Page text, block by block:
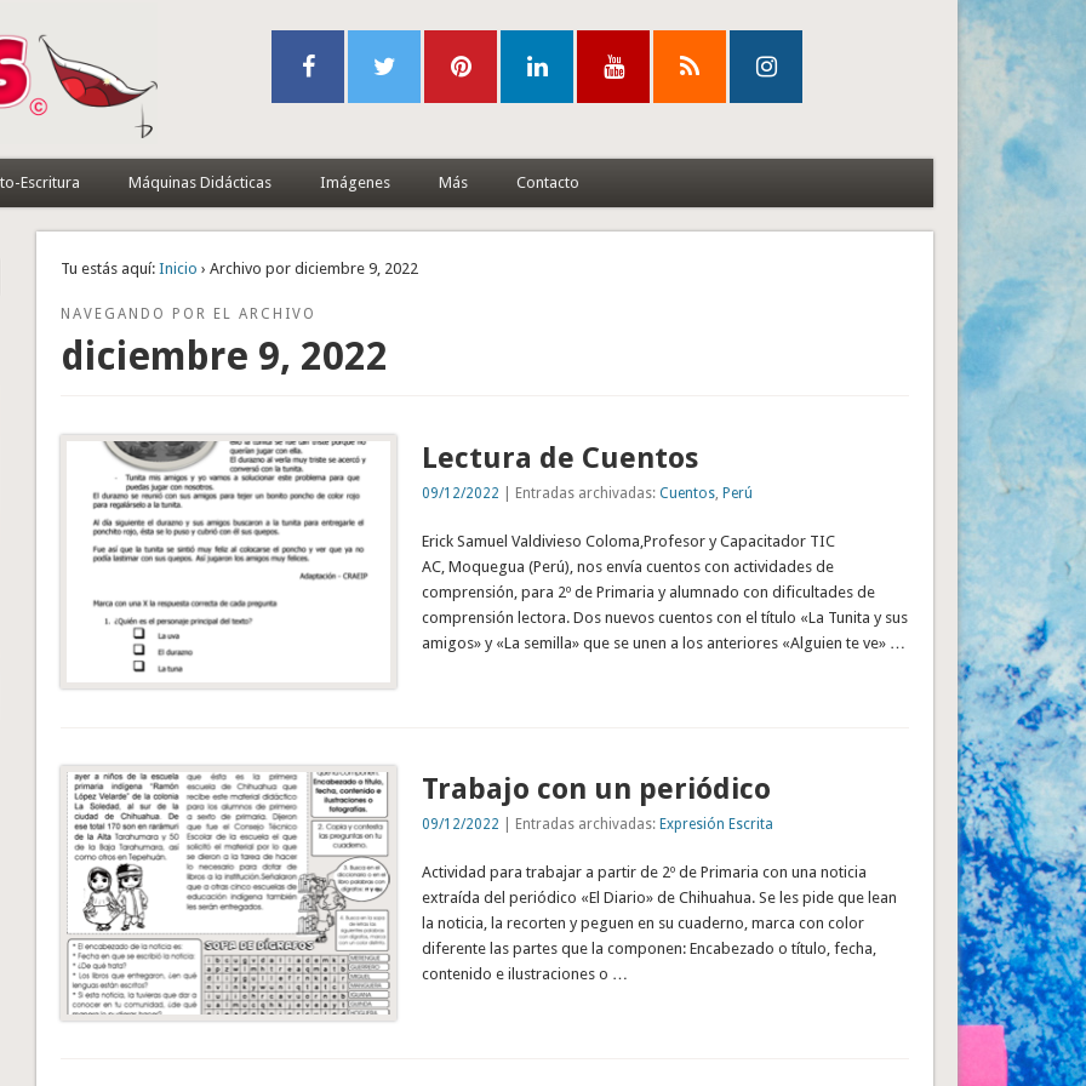
Escritura Máquinas Didácticas Imágenes Más Contacto
Tu estás aquí: Inicio › Archivo por diciembre 9, 2022
NAVEGANDO POR EL ARCHIVO
diciembre 9, 2022
Lectura de Cuentos
09/12/2022 | Entradas archivadas: Cuentos, Perú
Erick Samuel Valdivieso Coloma,Profesor y Capacitador TIC
AC, Moquegua (Perú), nos envía cuentos con actividades de
comprensión, para 2º de Primaria y alumnado con dificultades de
comprensión lectora. Dos nuevos cuentos con el título «La Tunita y sus
amigos» y «La semilla» que se unen a los anteriores «Alguien te ve» …
Trabajo con un periódico
09/12/2022 | Entradas archivadas: Expresión Escrita
Actividad para trabajar a partir de 2º de Primaria con una noticia
extraída del periódico «El Diario» de Chihuahua. Se les pide que lean
la noticia, la recorten y peguen en su cuaderno, marca con color
diferente las partes que la componen: Encabezado o título, fecha,
contenido e ilustraciones o …